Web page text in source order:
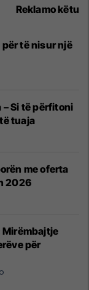
Reklamo këtu
të nisur një
Si të përfitoni
tuaja
me oferta
2026
Mirëmbajtje
për